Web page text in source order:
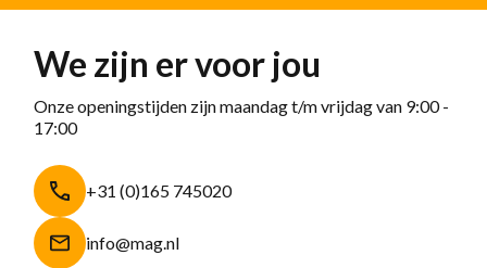
We zijn er voor jou
Onze openingstijden zijn maandag t/m vrijdag van 9:00 -
17:00
+31 (0)165 745020
info@mag.nl